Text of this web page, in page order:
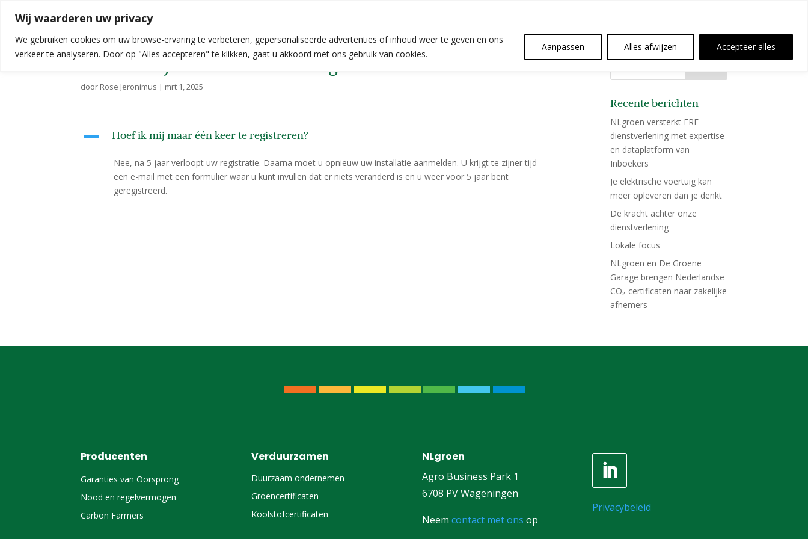
Wij waarderen uw privacy
We gebruiken cookies om uw browse-ervaring te verbeteren, gepersonaliseerde advertenties of inhoud weer te geven en ons
verkeer te analyseren. Door op "Alles accepteren" te klikken, gaat u akkoord met ons gebruik van cookies.
Aanpassen Alles afwijzen Accepteer alles
Hoef ik mij maar één keer te registreren?
door Rose Jeronimus | mrt 1, 2025
A Hoef ik mij maar één keer te registreren?
Nee, na 5 jaar verloopt uw registratie. Daarna moet u opnieuw uw installatie aanmelden. U krijgt te zijner tijd
een e-mail met een formulier waar u kunt invullen dat er niets veranderd is en u weer voor 5 jaar bent
geregistreerd.
Recente berichten
NLgroen versterkt ERE-
dienstverlening met expertise
en dataplatform van
Inboekers
Je elektrische voertuig kan
meer opleveren dan je denkt
De kracht achter onze
dienstverlening
Lokale focus
NLgroen en De Groene
Garage brengen Nederlandse
CO₂-certificaten naar zakelijke
afnemers
Producenten
Garanties van Oorsprong
Nood en regelvermogen
Carbon Farmers
Verduurzamen
Duurzaam ondernemen
Groencertificaten
Koolstofcertificaten
NLgroen
Agro Business Park 1
6708 PV Wageningen
Neem contact met ons op
Privacybeleid